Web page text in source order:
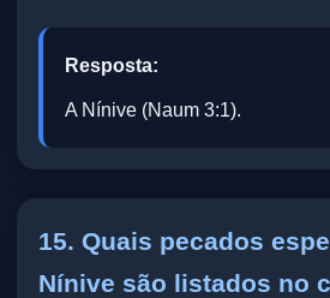
Resposta:
A Nínive (Naum 3:1).
15. Quais pecados
Nínive são listados no